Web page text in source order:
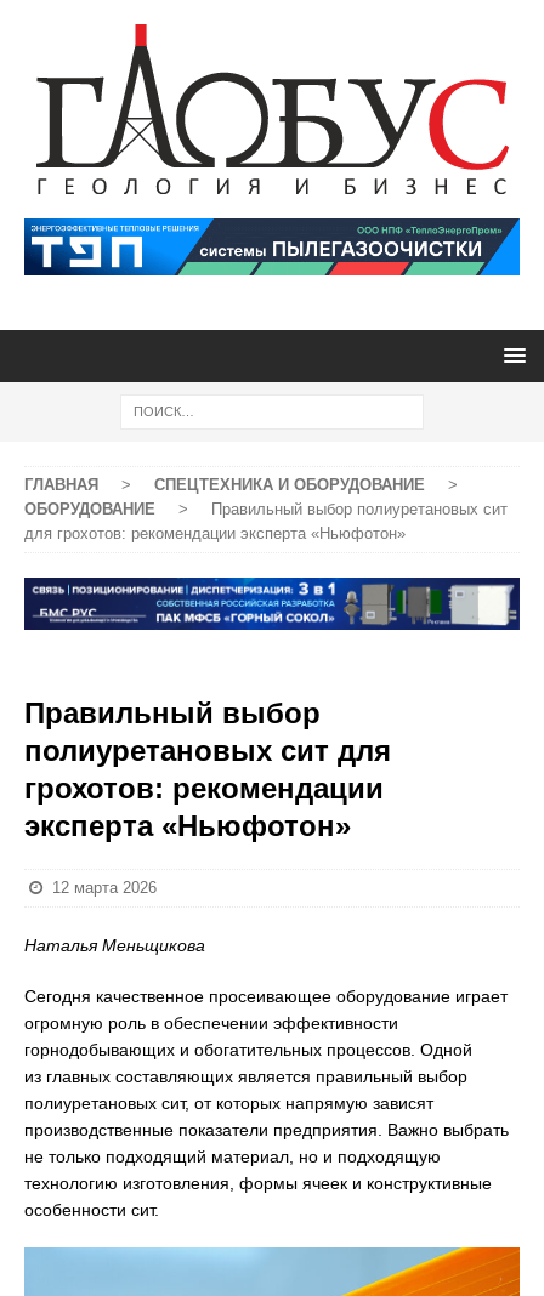
ГЛАВНАЯ > СПЕЦТЕХНИКА И ОБОРУДОВАНИЕ
>
ОБОРУДОВАНИЕ
>
Правильный выбор полиуретановых сит
для грохотов: рекомендации эксперта «Ньюфотон»
Правильный выбор
полиуретановых сит для
грохотов: рекомендации
эксперта «Ньюфотон»
12 марта 2026
Наталья Меньщикова
Сегодня качественное просеивающее оборудование играет
огромную роль в обеспечении эффективности
горнодобывающих и обогатительных процессов. Одной
из главных составляющих является правильный выбор
полиуретановых сит, от которых напрямую зависят
производственные показатели предприятия. Важно выбрать
не только подходящий материал, но и подходящую
технологию изготовления, формы ячеек и конструктивные
особенности сит.